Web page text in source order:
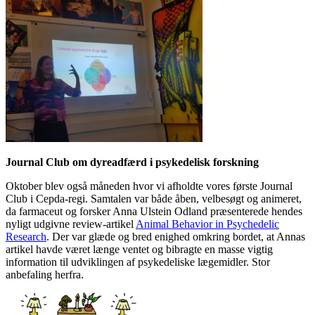
Journal Club om dyreadfærd i psykedelisk forskning
Oktober blev også måneden hvor vi afholdte vores første Journal
Club i Cepda-regi. Samtalen var både åben, velbesøgt og animeret,
da farmaceut og forsker Anna Ulstein Odland præsenterede hendes
nyligt udgivne review-artikel Animal Behavior in Psychedelic
Research. Der var glæde og bred enighed omkring bordet, at Annas
artikel havde været længe ventet og bibragte en masse vigtig
information til udviklingen af psykedeliske lægemidler. Stor
anbefaling herfra.